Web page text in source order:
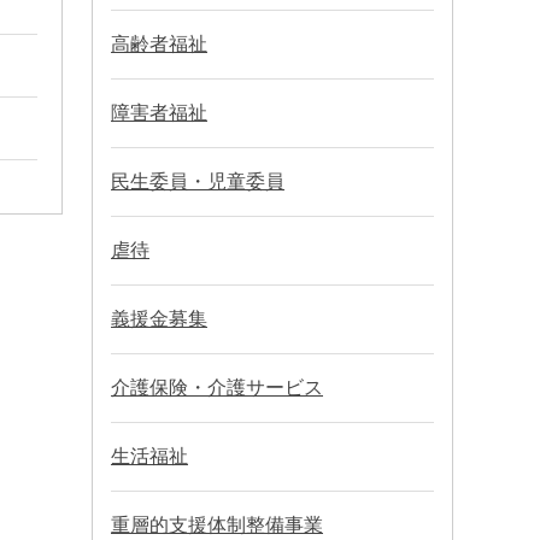
高齢者福祉
障害者福祉
民生委員・児童委員
虐待
義援金募集
介護保険・介護サービス
生活福祉
重層的支援体制整備事業